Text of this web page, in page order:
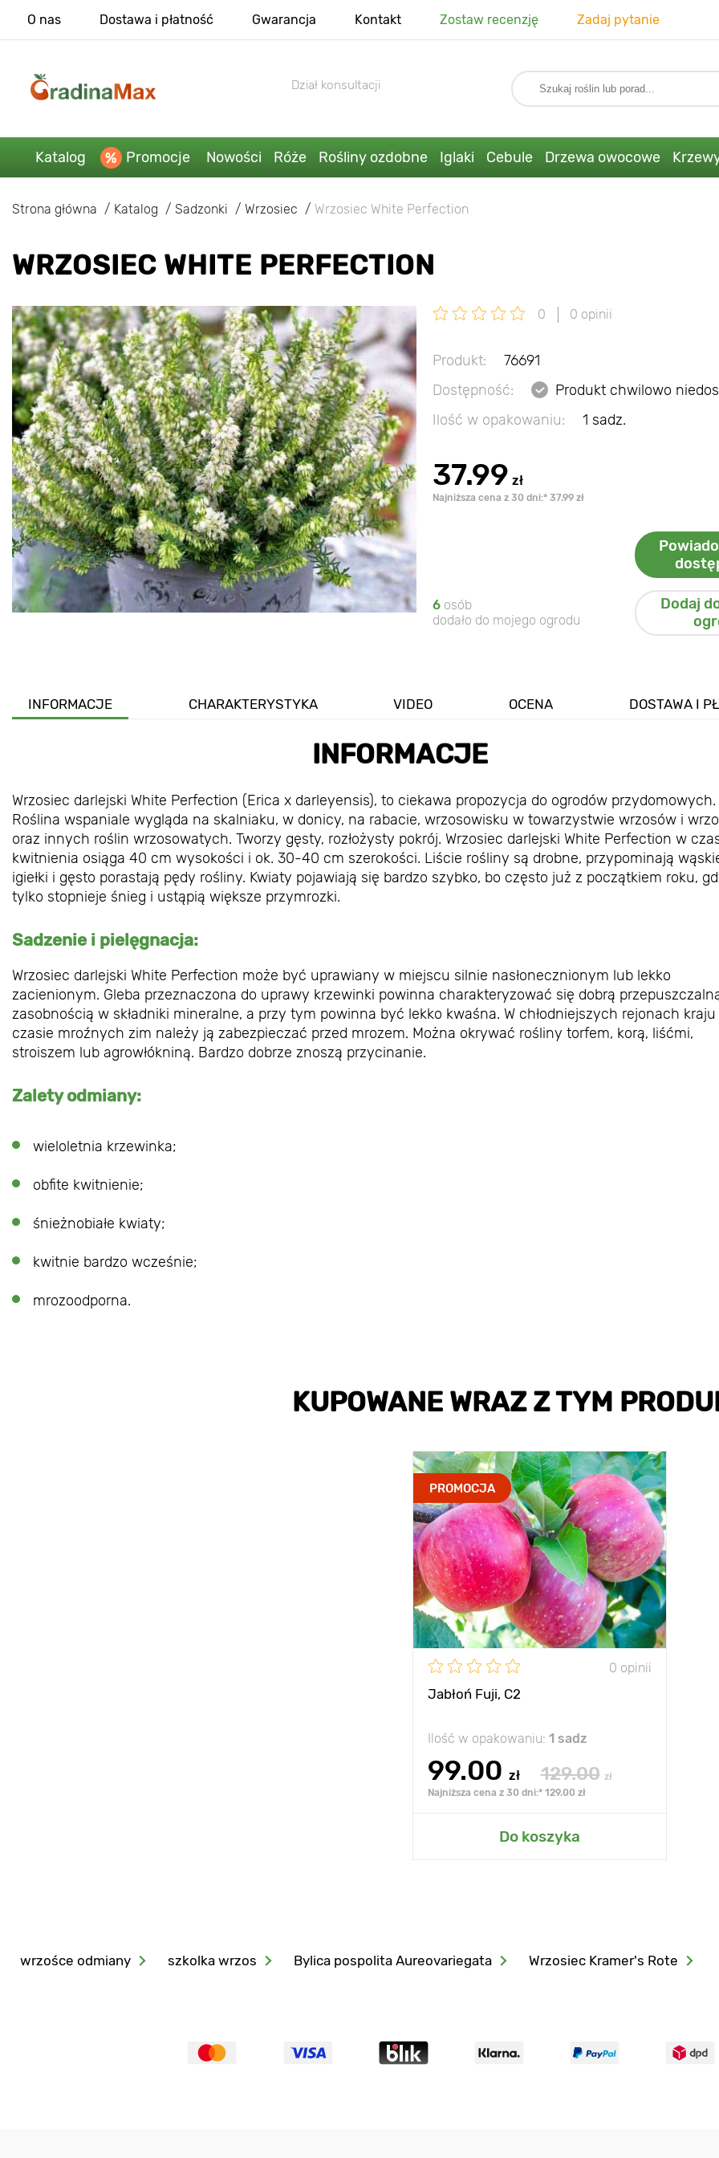
O nas Dostawa i płatność Gwarancja Kontakt Zostaw recenzję Zadaj pytanie
Dział konsultacji
Katalog Promocje Nowości Róże Rośliny ozdobne Iglaki Cebule Drzewa owocowe
Strona główna Katalog Sadzonki Wrzosiec Wrzosiec White Perfection
WRZOSIEC WHITE PERFECTION
0 0 opinii
Produkt:
76691
Dostępność:
Produkt chwilowo
Ilość w opakowaniu:
1 sadz.
37.99 zł
Najniższa cena z 30 dni:* 37.99 zł
6 osób
dodało do mojego ogrodu
Dodaj
INFORMACJE CHARAKTERYSTYKA VIDEO OCENA DOSTAWA I
INFORMACJE
Wrzosiec darlejski White Perfection (Erica x darleyensis), to ciekawa propozycja do ogrodów przydomowych.
Roślina wspaniale wygląda na skalniaku, w donicy, na rabacie, wrzosowisku w towarzystwie wrzosów i
oraz innych roślin wrzosowatych. Tworzy gęsty, rozłożysty pokrój. Wrzosiec darlejski White Perfection w
kwitnienia osiąga 40 cm wysokości i ok. 30-40 cm szerokości. Liście rośliny są drobne, przypominają
igiełki i gęsto porastają pędy rośliny. Kwiaty pojawiają się bardzo szybko, bo często już z początkiem roku,
tylko stopnieje śnieg i ustąpią większe przymrozki.
Sadzenie i pielęgnacja:
Wrzosiec darlejski White Perfection może być uprawiany w miejscu silnie nasłonecznionym lub lekko
zacienionym. Gleba przeznaczona do uprawy krzewinki powinna charakteryzować się dobrą
zasobnością w składniki mineralne, a przy tym powinna być lekko kwaśna. W chłodniejszych rejonach
czasie mroźnych zim należy ją zabezpieczać przed mrozem. Można okrywać rośliny torfem, korą, liśćmi,
stroiszem lub agrowłókniną. Bardzo dobrze znoszą przycinanie.
Zalety odmiany:
wieloletnia krzewinka;
obfite kwitnienie;
śnieżnobiałe kwiaty;
kwitnie bardzo wcześnie;
mrozoodporna.
KUPOWANE WRAZ Z TYM
PROMOCJA
0 opinii
Jabłoń Fuji, С2
Ilość w opakowaniu: 1 sadz
99.00 zł 129.00 zł
Najniższa cena z 30 dni:* 129.00 zł
Do koszyka
wrzośce odmiany szkolka wrzos Bylica pospolita Aureovariegata Wrzosiec Kramer's Rote